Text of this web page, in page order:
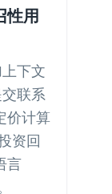
性用
下文
交联系
价计算
资回
言